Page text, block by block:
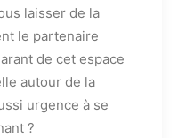
laisser de la
le partenaire
de cet espace
autour de la
urgence à se
?